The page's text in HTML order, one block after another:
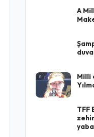
A
Milli
TFF